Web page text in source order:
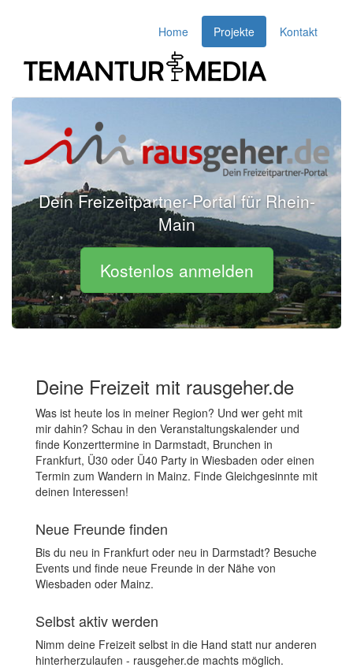
Home Projekte Kontakt
Dein Freizeitpartner-Portal für Rhein-
Main
Kostenlos anmelden
Deine Freizeit mit rausgeher.de
Was ist heute los in meiner Region? Und wer geht mit
mir dahin? Schau in den Veranstaltungskalender und
finde Konzerttermine in Darmstadt, Brunchen in
Frankfurt, Ü30 oder Ü40 Party in Wiesbaden oder einen
Termin zum Wandern in Mainz. Finde Gleichgesinnte mit
deinen Interessen!
Neue Freunde finden
Bis du neu in Frankfurt oder neu in Darmstadt? Besuche
Events und finde neue Freunde in der Nähe von
Wiesbaden oder Mainz.
Selbst aktiv werden
Nimm deine Freizeit selbst in die Hand statt nur anderen
hinterherzulaufen - rausgeher.de machts möglich.